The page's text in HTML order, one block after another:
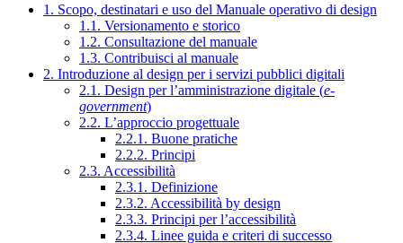
1. Scopo, destinatari e uso del Manuale operativo di design
1.1. Versionamento e storico
1.2. Consultazione del manuale
1.3. Contribuisci al manuale
2. Introduzione al design per i servizi pubblici digitali
2.1. Design per l’amministrazione digitale (e-
government)
2.2. L’approccio progettuale
2.2.1. Buone pratiche
2.2.2. Principi
2.3. Accessibilità
2.3.1. Definizione
2.3.2. Accessibilità by design
2.3.3. Principi per l’accessibilità
2.3.4. Linee guida e criteri di successo